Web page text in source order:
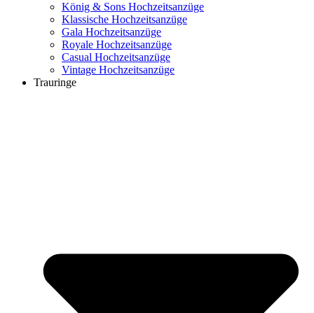
König & Sons Hochzeitsanzüge
Klassische Hochzeitsanzüge
Gala Hochzeitsanzüge
Royale Hochzeitsanzüge
Casual Hochzeitsanzüge
Vintage Hochzeitsanzüge
Trauringe